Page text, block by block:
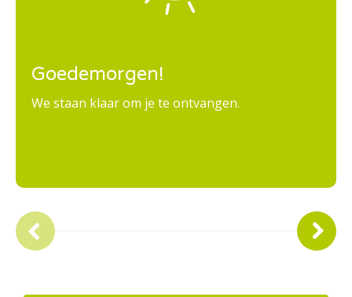
Goedemorgen!
We staan klaar om je te ontvangen.